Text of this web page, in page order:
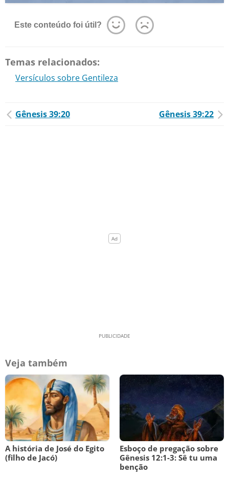
Este conteúdo foi útil?
Temas relacionados:
Versículos sobre Gentileza
Gênesis 39:20 Gênesis 39:22
Veja também
A história de José do Egito
(filho de Jacó)
Esboço de pregação sobre
Gênesis 12:1-3: Sê tu uma
benção